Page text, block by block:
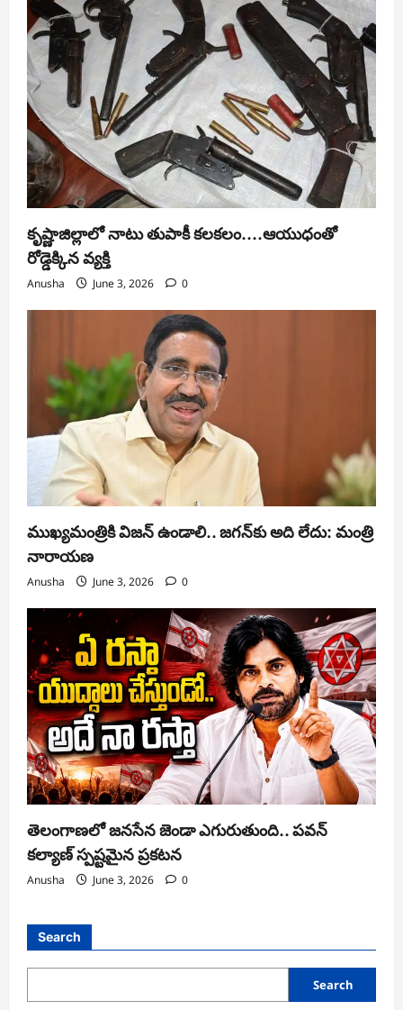
కృష్ణాజిల్లాలో నాటు తుపాకీ కలకలం….ఆయుధంతో
రోడ్డెక్కిన వ్యక్తి
Anusha June 3, 2026 0
ముఖ్యమంత్రికి విజన్ ఉండాలి.. జగన్‌కు అది లేదు: మంత్రి
నారాయణ
Anusha June 3, 2026 0
తెలంగాణలో జనసేన జెండా ఎగురుతుంది.. పవన్
కల్యాణ్ స్పష్టమైన ప్రకటన
Anusha June 3, 2026 0
Search
Search